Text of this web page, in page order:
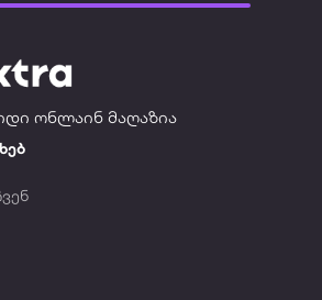
ონლაინ მაღაზია